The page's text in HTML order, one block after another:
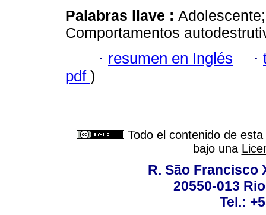
Palabras llave :
Comportamentos
· resumen en Inglés ·
pdf )
Todo el contenido de
bajo una
R. São Francisco
20550-013
Tel.: